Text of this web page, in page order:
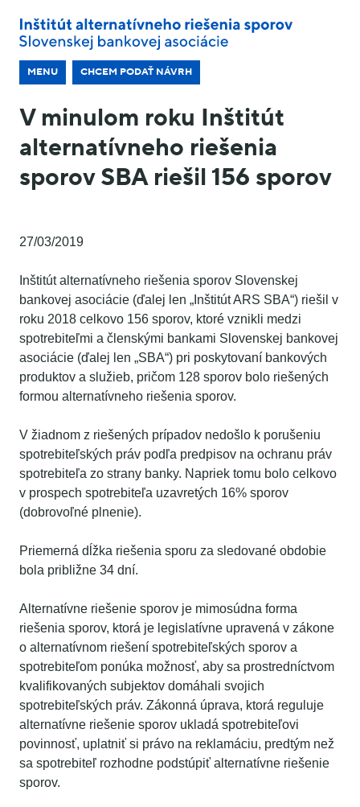
MENU CHCEM PODAŤ NÁVRH
V minulom roku Inštitút
alternatívneho riešenia
sporov SBA riešil 156 sporov
27/03/2019
Inštitút alternatívneho riešenia sporov Slovenskej
bankovej asociácie (ďalej len „Inštitút ARS SBA“) riešil v
roku 2018 celkovo 156 sporov, ktoré vznikli medzi
spotrebiteľmi a členskými bankami Slovenskej bankovej
asociácie (ďalej len „SBA“) pri poskytovaní bankových
produktov a služieb, pričom 128 sporov bolo riešených
formou alternatívneho riešenia sporov.
V žiadnom z riešených prípadov nedošlo k porušeniu
spotrebiteľských práv podľa predpisov na ochranu práv
spotrebiteľa zo strany banky. Napriek tomu bolo celkovo
v prospech spotrebiteľa uzavretých 16% sporov
(dobrovoľné plnenie).
Priemerná dĺžka riešenia sporu za sledované obdobie
bola približne 34 dní.
Alternatívne riešenie sporov je mimosúdna forma
riešenia sporov, ktorá je legislatívne upravená v zákone
o alternatívnom riešení spotrebiteľských sporov a
spotrebiteľom ponúka možnosť, aby sa prostredníctvom
kvalifikovaných subjektov domáhali svojich
spotrebiteľských práv. Zákonná úprava, ktorá reguluje
alternatívne riešenie sporov ukladá spotrebiteľovi
povinnosť, uplatniť si právo na reklamáciu, predtým než
sa spotrebiteľ rozhodne podstúpiť alternatívne riešenie
sporov.